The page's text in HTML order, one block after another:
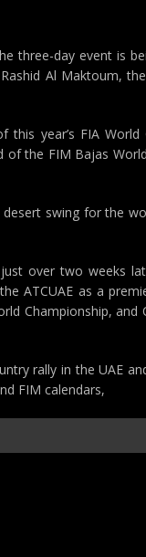
three-day event is
Al Maktoum,
year’s FIA World
of the FIM Bajas
swing for the
over two weeks
ATCUAE as a
Championship, and
rally in the UAE
FIM calendars,